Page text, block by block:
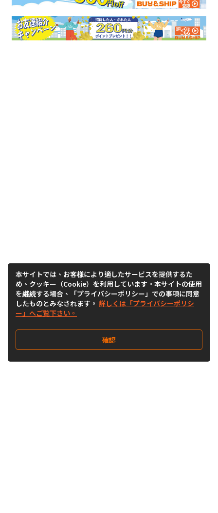
本サイトでは、お客様により適したサービスを提供するた
め、クッキー（Cookie）を利用しています。本サイトの使用
を継続する場合、「プライバシーポリシー」での事項に同意
したものとみなされます。 詳しくは「プライバシーポリシ
ー」へご覧下さい。
確認